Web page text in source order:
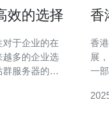
效的选择
于企业的在
越多的企业选
服务器的特
过负载均衡
香
香港服
展
一
持